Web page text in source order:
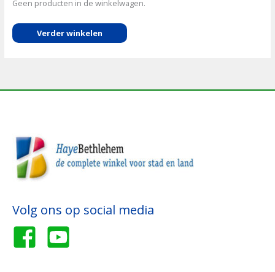
Geen producten in de winkelwagen.
Verder winkelen
Volg ons op social media